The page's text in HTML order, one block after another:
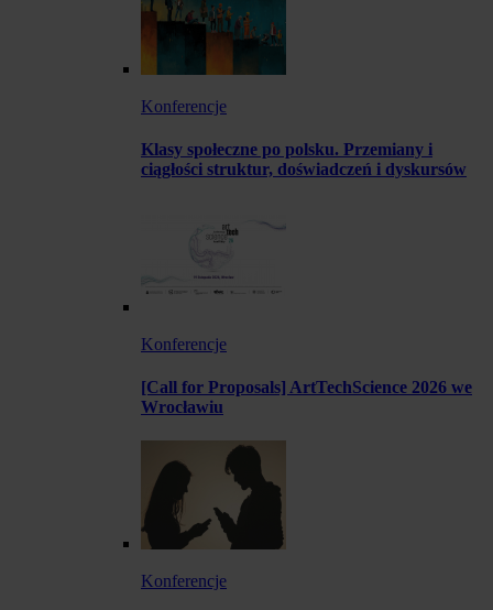
Konferencje
Klasy społeczne po polsku. Przemiany i
ciągłości struktur, doświadczeń i dyskursów
Konferencje
[Call for Proposals] ArtTechScience 2026 we
Wrocławiu
Konferencje